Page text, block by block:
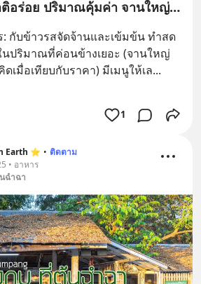
ติอร่อย ปริมาณคุ้มค่า จานใหญ่
: กับข้าวรสจัดจ้านและเข้มข้น ทำสด
นปริมาณที่ค่อนข้างเยอะ (จานใหญ่
เมื่อเทียบกับราคา) มีเมนูให้เล
1
Earth ⭐️ • ติดตาม
• อาหาร
ฉำฉา